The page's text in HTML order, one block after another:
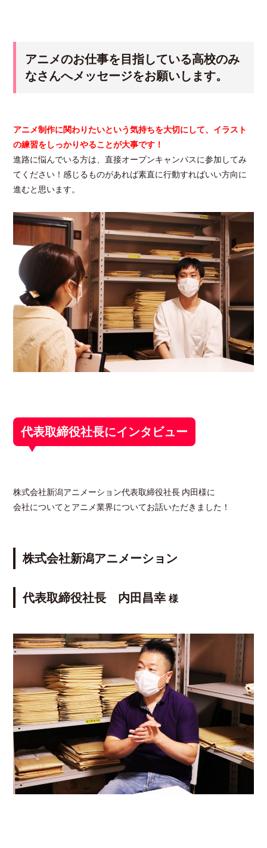
アニメのお仕事を目指している高校のみ
なさんへメッセージをお願いします。
アニメ制作に関わりたいという気持ちを大切にして、イラスト
の練習をしっかりやることが大事です！
進路に悩んでいる方は、直接オープンキャンパスに参加してみ
てください！感じるものがあれば素直に行動すればいい方向に
進むと思います。
代表取締役社長にインタビュー
株式会社新潟アニメーション代表取締役社長 内田様に
会社についてとアニメ業界についてお話いただきました！
株式会社新潟アニメーション
代表取締役社長 内田昌幸 様